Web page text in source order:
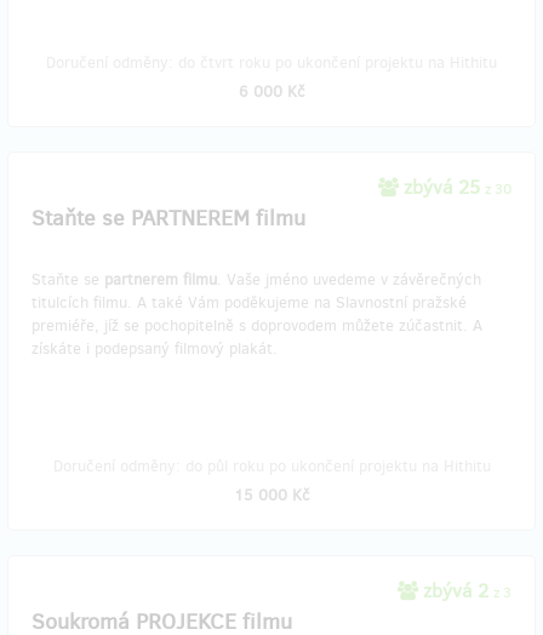
6 000 Kč
zbývá 25 z 30
Staňte se PARTNEREM filmu
Staňte se partnerem filmu. Vaše jméno uvedeme v závěrečných
titulcích filmu. A také Vám poděkujeme na Slavnostní pražské
premiéře, jíž se pochopitelně s doprovodem můžete zúčastnit. A
získáte i podepsaný filmový plakát.
15 000 Kč
zbývá 2 z 3
Soukromá PROJEKCE filmu